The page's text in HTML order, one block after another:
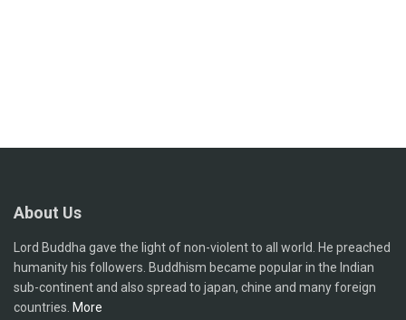
About Us
Lord Buddha gave the light of non-violent to all world. He preached
humanity his followers. Buddhism became popular in the Indian
sub-continent and also spread to japan, chine and many foreign
countries. More